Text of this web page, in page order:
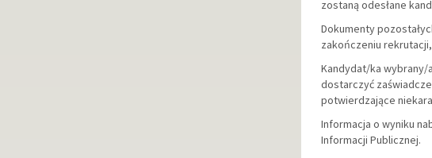
zostaną odesłane
Dokumenty
zakończeniu
Kandydat/ka
dostarczyć
potwierdzające
Informacja o wyniku
Informacji Publicznej.